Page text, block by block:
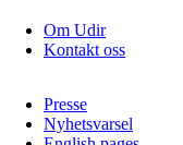
Om Udir
Kontakt oss
Presse
Nyhetsvarsel